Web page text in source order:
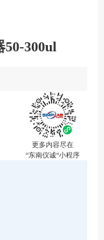
300ul
更多内容尽在
“东南仪诚“小程序